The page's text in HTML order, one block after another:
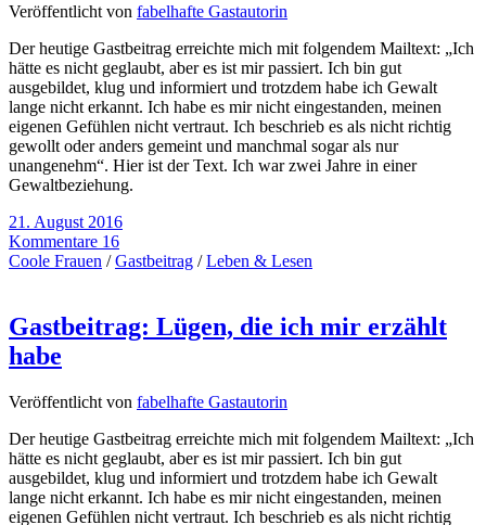
Veröffentlicht von fabelhafte Gastautorin
Der heutige Gastbeitrag erreichte mich mit folgendem Mailtext: „Ich
hätte es nicht geglaubt, aber es ist mir passiert. Ich bin gut
ausgebildet, klug und informiert und trotzdem habe ich Gewalt
lange nicht erkannt. Ich habe es mir nicht eingestanden, meinen
eigenen Gefühlen nicht vertraut. Ich beschrieb es als nicht richtig
gewollt oder anders gemeint und manchmal sogar als nur
unangenehm“. Hier ist der Text. Ich war zwei Jahre in einer
Gewaltbeziehung.
21. August 2016
Kommentare 16
Coole Frauen /Gastbeitrag /Leben & Lesen
Gastbeitrag: Lügen, die ich mir erzählt
habe
Veröffentlicht von fabelhafte Gastautorin
Der heutige Gastbeitrag erreichte mich mit folgendem Mailtext: „Ich
hätte es nicht geglaubt, aber es ist mir passiert. Ich bin gut
ausgebildet, klug und informiert und trotzdem habe ich Gewalt
lange nicht erkannt. Ich habe es mir nicht eingestanden, meinen
eigenen Gefühlen nicht vertraut. Ich beschrieb es als nicht richtig